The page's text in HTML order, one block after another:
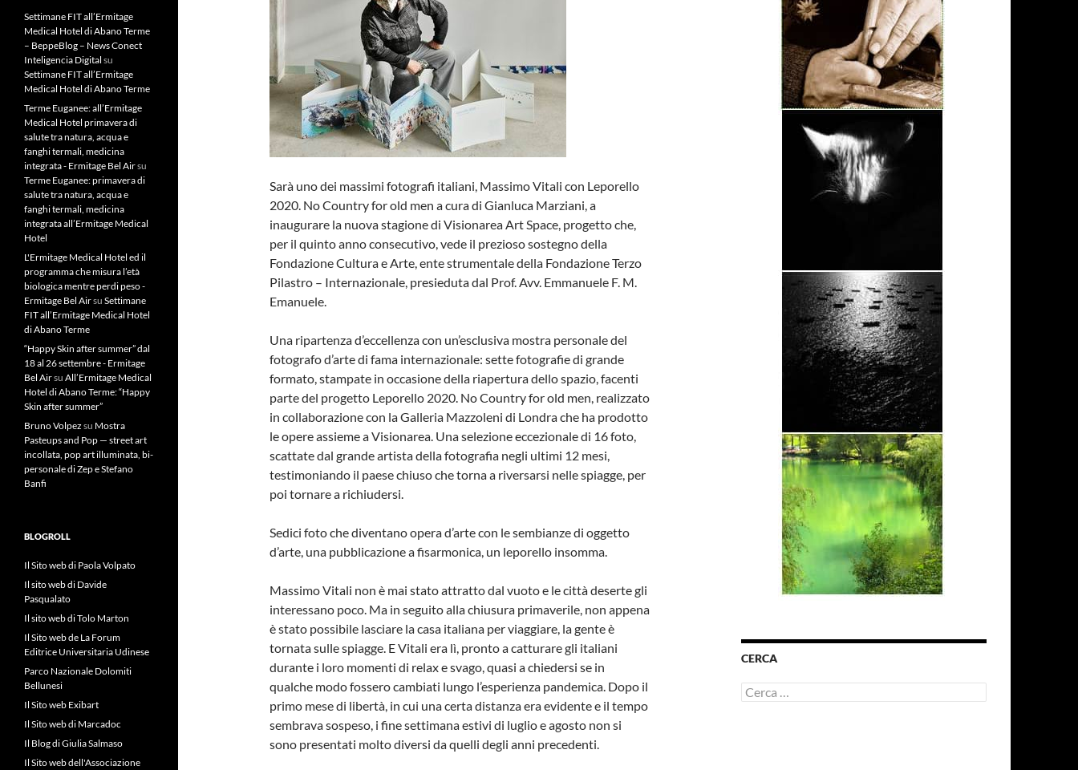
Sarà uno dei massimi fotografi italiani, Massimo Vitali con Leporello
2020. No Country for old men a cura di Gianluca Marziani, a
inaugurare la nuova stagione di Visionarea Art Space, progetto che,
per il quinto anno consecutivo, vede il prezioso sostegno della
Fondazione Cultura e Arte, ente strumentale della Fondazione Terzo
Pilastro – Internazionale, presieduta dal Prof. Avv. Emmanuele F. M.
Emanuele.
Una ripartenza d’eccellenza con un’esclusiva mostra personale del
fotografo d’arte di fama internazionale: sette fotografie di grande
formato, stampate in occasione della riapertura dello spazio, facenti
parte del progetto Leporello 2020. No Country for old men, realizzato
in collaborazione con la Galleria Mazzoleni di Londra che ha prodotto
le opere assieme a Visionarea. Una selezione eccezionale di 16 foto,
scattate dal grande artista della fotografia negli ultimi 12 mesi,
testimoniando il paese chiuso che torna a riversarsi nelle spiagge, per
poi tornare a richiudersi.
Sedici foto che diventano opera d’arte con le sembianze di oggetto
d’arte, una pubblicazione a fisarmonica, un leporello insomma.
Massimo Vitali non è mai stato attratto dal vuoto e le città deserte gli
interessano poco. Ma in seguito alla chiusura primaverile, non appena
è stato possibile lasciare la casa italiana per viaggiare, la gente è
tornata sulle spiagge. E Vitali era lì, pronto a catturare gli italiani
durante i loro momenti di relax e svago, quasi a chiedersi se in
qualche modo fossero cambiati lungo l’esperienza pandemica. Dopo il
primo mese di libertà, in cui una certa distanza era evidente e il tempo
sembrava sospeso, i fine settimana estivi di luglio e agosto non si
sono presentati molto diversi da quelli degli anni precedenti.
CERCA
Ricerca
per:
Settimane FIT all’Ermitage
Medical Hotel di Abano Terme
– BeppeBlog – News Conect
Inteligencia Digital su
Settimane FIT all’Ermitage
Medical Hotel di Abano Terme
Terme Euganee: all’Ermitage
Medical Hotel primavera di
salute tra natura, acqua e
fanghi termali, medicina
integrata - Ermitage Bel Airsu
Terme Euganee: primavera di
salute tra natura, acqua e
fanghi termali, medicina
integrata all’Ermitage Medical
Hotel
L'Ermitage Medical Hotel ed il
programma che misura l’età
biologica mentre perdi peso -
Ermitage Bel Airsu Settimane
FIT all’Ermitage Medical Hotel
di Abano Terme
“Happy Skin after summer” dal
18 al 26 settembre - Ermitage
Bel Airsu All’Ermitage Medical
Hotel di Abano Terme: “Happy
Skin after summer”
Bruno Volpez su Mostra
Pasteups and Pop — street art
incollata, pop art illuminata, bi-
personale di Zep e Stefano
Banfi
BLOGROLL
Il Sito web di Paola Volpato
Il sito web di Davide
Pasqualato
Il sito web di Tolo Marton
Il Sito web de La Forum
Editrice Universitaria Udinese
Parco Nazionale Dolomiti
Bellunesi
Il Sito web Exibart
Il Sito web di Marcadoc
Il Blog di Giulia Salmaso
Il Sito web dell'Associazione